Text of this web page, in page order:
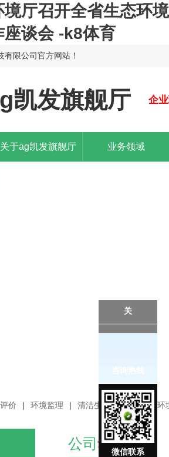
厅召开全省生态环境
谈会 -k8体育
限公司官方网站！
凯发旗舰厅 企
关于ag凯发旗舰厅 业务领域
价 | 环境监理 | 清洁生产审核 | 突发环
公司 动态
关
微信联系